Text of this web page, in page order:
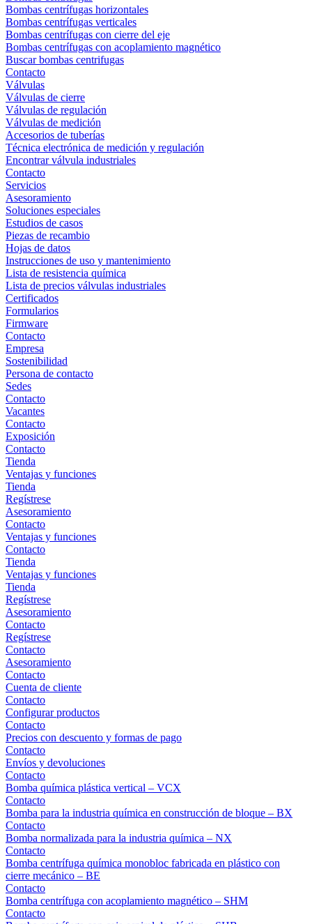
Bombas centrífugas horizontales
Bombas centrífugas verticales
Bombas centrífugas con cierre del eje
Bombas centrífugas con acoplamiento magnético
Buscar bombas centrifugas
Contacto
Válvulas
Válvulas de cierre
Válvulas de regulación
Válvulas de medición
Accesorios de tuberías
Técnica electrónica de medición y regulación
Encontrar válvula industriales
Contacto
Servicios
Asesoramiento
Soluciones especiales
Estudios de casos
Piezas de recambio
Hojas de datos
Instrucciones de uso y mantenimiento
Lista de resistencia química
Lista de precios válvulas industriales
Certificados
Formularios
Firmware
Contacto
Empresa
Sostenibilidad
Persona de contacto
Sedes
Contacto
Vacantes
Contacto
Exposición
Contacto
Tienda
Ventajas y funciones
Tienda
Regístrese
Asesoramiento
Contacto
Ventajas y funciones
Contacto
Tienda
Ventajas y funciones
Tienda
Regístrese
Asesoramiento
Contacto
Regístrese
Contacto
Asesoramiento
Contacto
Cuenta de cliente
Contacto
Configurar productos
Contacto
Precios con descuento y formas de pago
Contacto
Envíos y devoluciones
Contacto
Bomba química plástica vertical – VCX
Contacto
Bomba para la industria química en construcción de bloque – BX
Contacto
Bomba normalizada para la industria química – NX
Contacto
Bomba centrífuga química monobloc fabricada en plástico con
cierre mecánico – BE
Contacto
Bomba centrífuga con acoplamiento magnético – SHM
Contacto